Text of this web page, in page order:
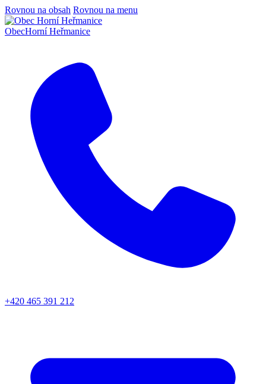
Rovnou na obsah Rovnou na menu
ObecHorní Heřmanice
+420 465 391 212